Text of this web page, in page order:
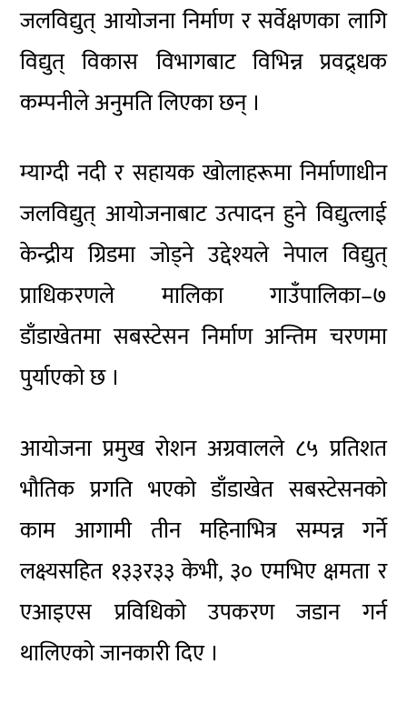
जलविद्युत् आयोजना निर्माण र सर्वेक्षणका लागि
विद्युत् विकास विभागबाट विभिन्न प्रवद्र्धक
कम्पनीले अनुमति लिएका छन् ।
म्याग्दी नदी र सहायक खोलाहरूमा निर्माणाधीन
जलविद्युत् आयोजनाबाट उत्पादन हुने विद्युत्लाई
केन्द्रीय ग्रिडमा जोड्ने उद्देश्यले नेपाल विद्युत्
प्राधिकरणले मालिका गाउँपालिका–७
डाँडाखेतमा सबस्टेसन निर्माण अन्तिम चरणमा
पुर्याएको छ ।
आयोजना प्रमुख रोशन अग्रवालले ८५ प्रतिशत
भौतिक प्रगति भएको डाँडाखेत सबस्टेसनको
काम आगामी तीन महिनाभित्र सम्पन्न गर्ने
लक्ष्यसहित १३३र३३ केभी, ३० एमभिए क्षमता र
एआइएस प्रविधिको उपकरण जडान गर्न
थालिएको जानकारी दिए ।